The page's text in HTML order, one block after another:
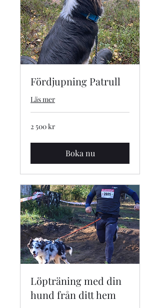
Fördjupning Patrull
Läs mer
svenska
2 500 kr
Boka nu
Löpträning med din
hund från ditt hem